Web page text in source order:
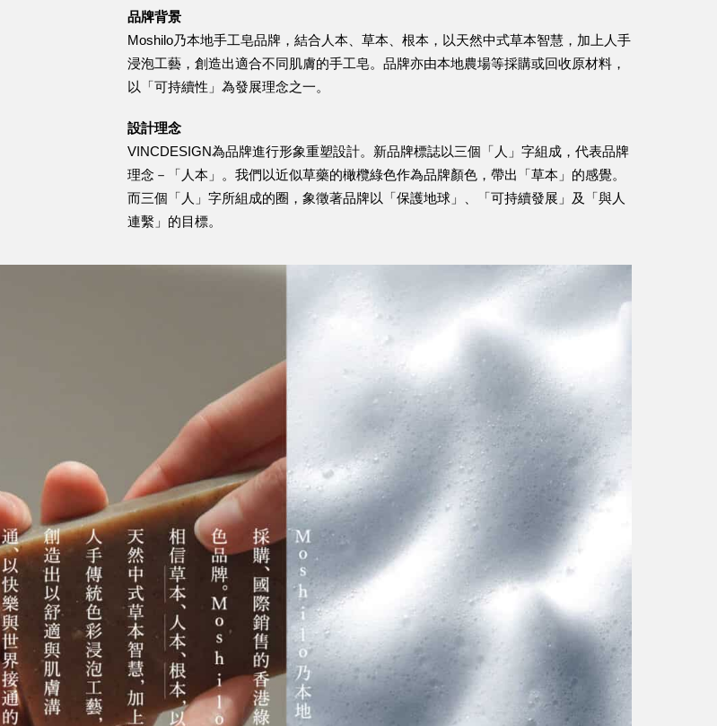
品牌背景
Moshilo乃本地手工皂品牌，結合人本、草本、根本，以天然中式草本智慧，加上人手
浸泡工藝，創造出適合不同肌膚的手工皂。品牌亦由本地農場等採購或回收原材料，
以「可持續性」為發展理念之一。
設計理念
VINCDESIGN為品牌進行形象重塑設計。新品牌標誌以三個「人」字組成，代表品牌
理念－「人本」。我們以近似草藥的橄欖綠色作為品牌顏色，帶出「草本」的感覺。
而三個「人」字所組成的圈，象徵著品牌以「保護地球」、「可持續發展」及「與人
連繫」的目標。